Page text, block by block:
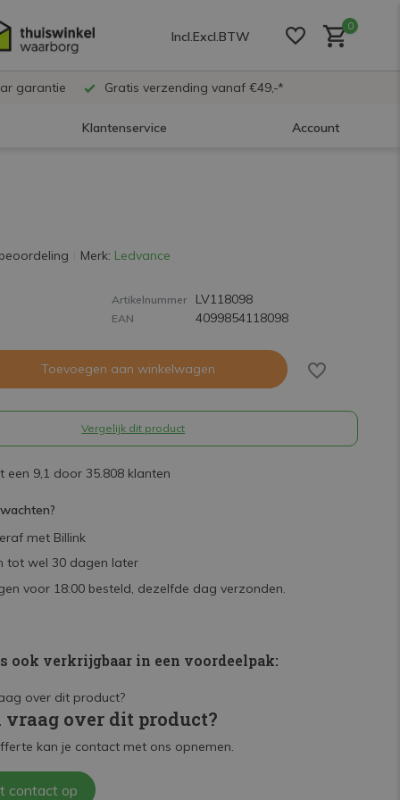
Incl.Excl.BTW
0
garantie Gratis verzending vanaf €49,-*
Klantenservice Account
Merk: Ledvance
Artikelnummer LV118098
EAN 4099854118098
Toevoegen aan winkelwagen
Vergelijk dit product
een 9,1 door 35.808 klanten
met Billink
tot wel 30 dagen later
voor 18:00 besteld, dezelfde dag verzonden.
ook verkrijgbaar in een voordeelpak:
vraag over dit product?
kan je contact met ons opnemen.
contact op